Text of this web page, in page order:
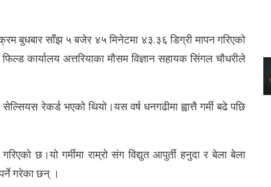
बुधबार साँझ ५ बजेर ४५ मिनेटमा ४३.३६ डिग्री मापन गरिएको
कार्यालय अत्तरियाका मौसम विज्ञान सहायक सिंगल चौधरीले
रेकर्ड भएको थियो।यस वर्ष धनगढीमा ह्वात्तै गर्मी बढे पछि
छ।यो गर्मीमा राम्रो संग विद्युत आपुर्ती हनुदा र बेला बेला
गरेका छन् ।